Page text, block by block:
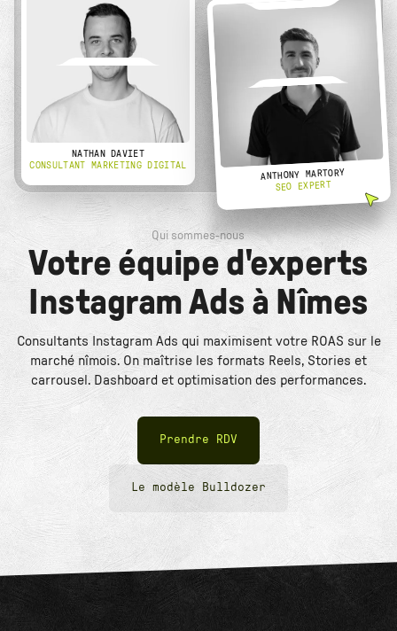
NATHAN DAVIET
CONSULTANT MARKETING DIGITAL
ANTHONY MARTORY
SEO EXPERT
Qui sommes-nous
Votre équipe d'experts
Instagram Ads à Nîmes
Consultants Instagram Ads qui maximisent votre ROAS sur le
marché nîmois. On maîtrise les formats Reels, Stories et
carrousel. Dashboard et optimisation des performances.
Prendre RDV
Le modèle Bulldozer